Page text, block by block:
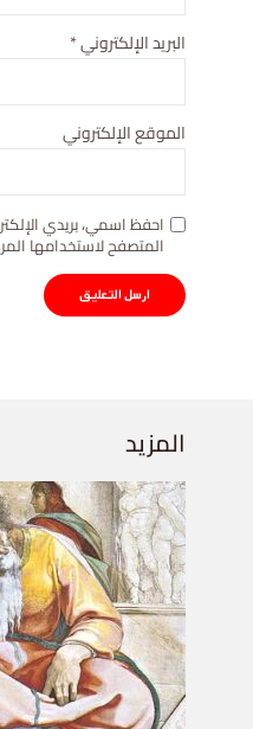
البريد الإلكتروني*
الموقع الإلكتروني
احفظ اسمي، بريدي
المتصفح لاستخدامها
المزيد